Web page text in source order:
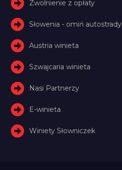
Zwolnienie z opłaty
Słowenia - omiń autostrady
Austria winieta
Szwajcaria winieta
Nasi Partnerzy
E-winieta
Winiety Słowniczek